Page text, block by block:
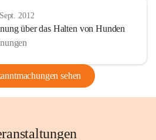
2012
über das Halten von Hunden
sehen